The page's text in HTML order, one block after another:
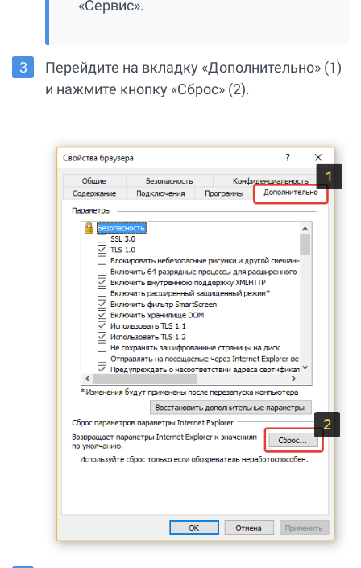
«Сервис».
Перейдите на вкладку «Дополнительно» (1)
и нажмите кнопку «Сброс» (2).